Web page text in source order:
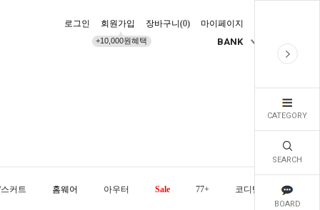
CATEGORY
SEARCH
BOARD
로그인 회원가입
+10,000원혜택
장바구니(0) 마이페이지
BANK
커트 홈웨어 아우터 Sale 77+ 코디템 오늘발송